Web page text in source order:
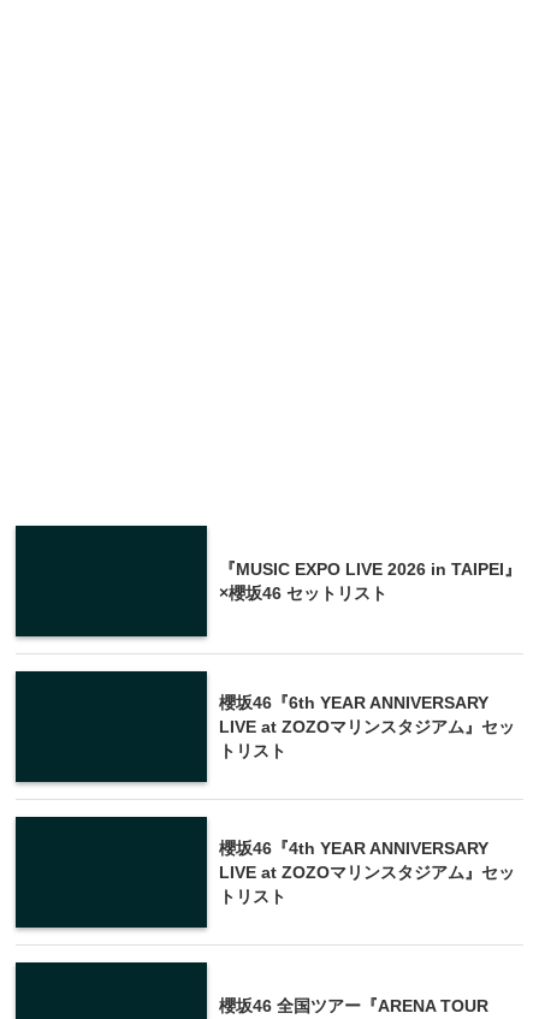
『MUSIC EXPO LIVE 2026 in TAIPEI』
×櫻坂46 セットリスト
櫻坂46『6th YEAR ANNIVERSARY
LIVE at ZOZOマリンスタジアム』セッ
トリスト
櫻坂46『4th YEAR ANNIVERSARY
LIVE at ZOZOマリンスタジアム』セッ
トリスト
櫻坂46 全国ツアー『ARENA TOUR